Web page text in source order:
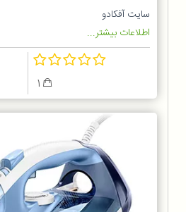
سایت آفکادو
اطلاعات بیشتر...